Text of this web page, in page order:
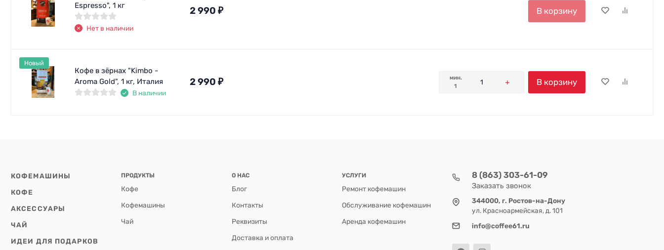
Еspresso", 1 кг
Нет в наличии
2 990 ₽ В корзину
Кофе в зёрнах "Kimbo -
Aroma Gold", 1 кг, Италия
В наличии
2 990 ₽
мин.
1
В корзину
Новый
КОФЕМАШИНЫ
КОФЕ
АКСЕССУАРЫ
ЧАЙ
ИДЕИ ДЛЯ ПОДАРКОВ
ПРОДУКТЫ
Кофе
Кофемашины
Чай
О НАС
Блог
Контакты
Реквизиты
Доставка и оплата
УСЛУГИ
Ремонт кофемашин
Обслуживание кофемашин
Аренда кофемашин
8 (863) 303-61-09
Заказать звонок
344000, г. Ростов-на-Дону
ул. Красноармейская, д. 101
info@coffee61.ru